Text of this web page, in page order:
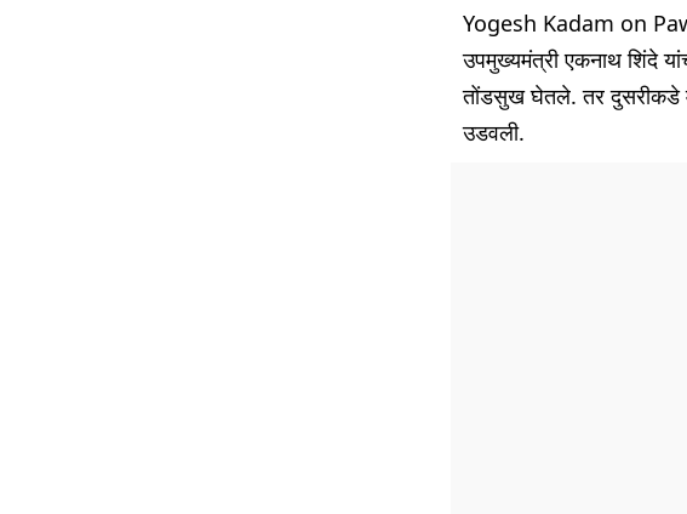
Yogesh Kadam on
उपमुख्यमंत्री एकनाथ शिंदे
तोंडसुख घेतले. तर दुसरीकडे
उडवली.